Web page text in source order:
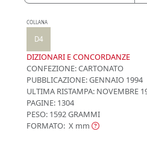
COLLANA
D4
DIZIONARI E CONCORDANZE
CONFEZIONE:CARTONATO
PUBBLICAZIONE:GENNAIO 1994
ULTIMA RISTAMPA: NOVEMBRE
PAGINE: 1304
PESO: 1592 GRAMMI
FORMATO: X mm